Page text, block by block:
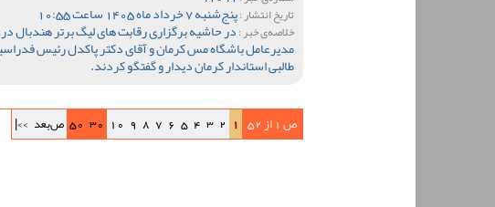
تاریخ انتشار :پنج‌شنبه 7 خرداد ماه 1405 ساعت 10:55
خلاصه‌ی خبر :در حاشیه برگزاری رقابت های لیگ برتر هندبال
مدیرعامل باشگاه مس کرمان و آقای دکتر پاکدل رئیس
طالبی استاندار کرمان دیدار و گفتگو کردند.
ص 1 از 52 1
2
3
4
5
6
7
8
9
10
30
50 ص‌بعد >>|